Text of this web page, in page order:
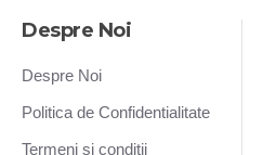
Despre Noi
Despre Noi
Politica de Confidentialitate
Termeni si conditii